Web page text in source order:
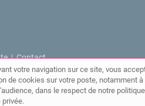
|Contact
votre navigation sur ce site, vous
de cookies sur votre poste, notamment à
dans le respect de notre
privée.